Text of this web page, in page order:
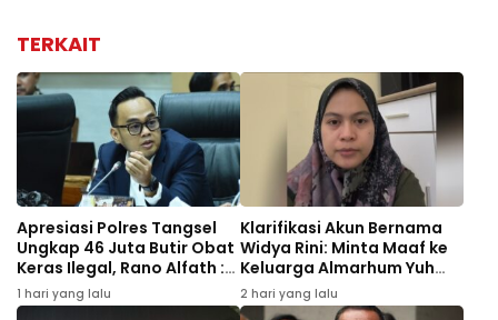
TERKAIT
Apresiasi Polres Tangsel
Ungkap 46 Juta Butir Obat
Keras Ilegal, Rano Alfath :
Bukti Tetap Profesional
Jalankan Tugas
1 hari yang lalu
Klarifikasi Akun Bernama
Widya Rini: Minta Maaf ke
Keluarga Almarhum Yuh
Rizal dan Instansi
2 hari yang lalu